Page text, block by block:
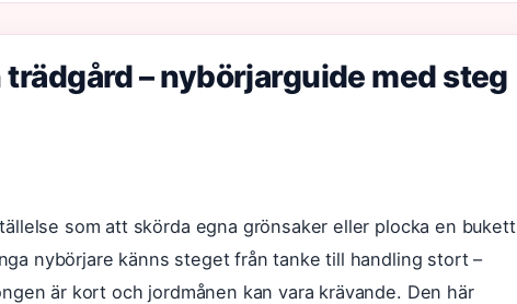
– nybörjarguide med steg
som att skörda egna grönsaker eller plocka en bukett
nybörjare känns steget från tanke till handling stort –
är kort och jordmånen kan vara krävande. Den här